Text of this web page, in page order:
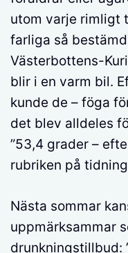
utom varje rimligt
farliga så
Västerbottens-
blir i en varm bil.
kunde de – föga
det blev alldeles
”53,4 grader –
rubriken på
Nästa sommar
uppmärksammar
drunkningstillbud: